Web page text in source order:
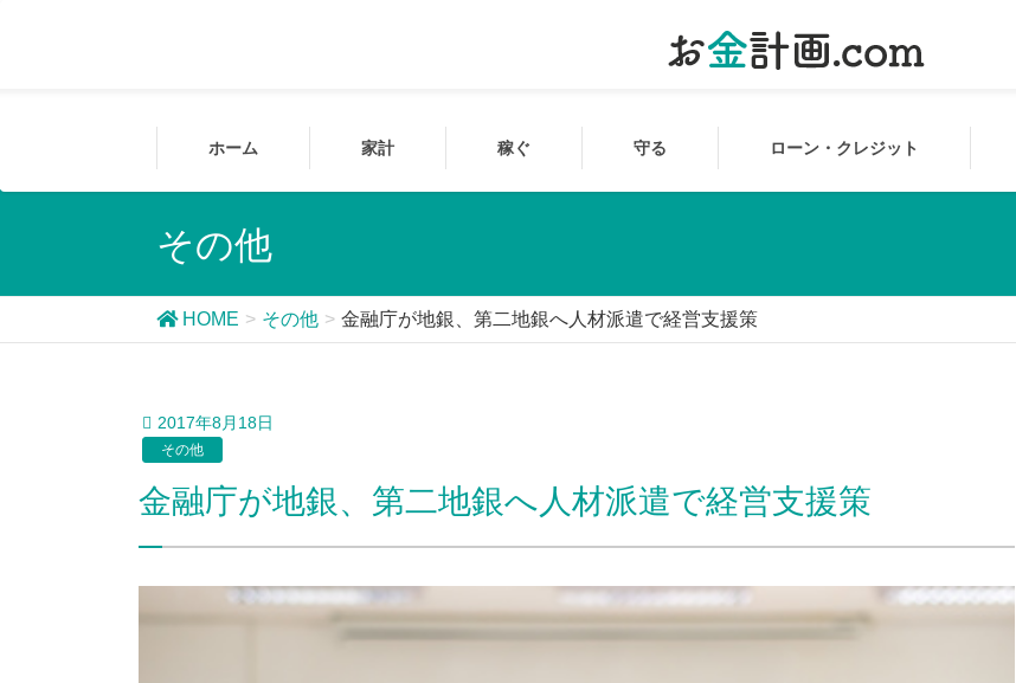
ホーム 家計 稼ぐ 守る ローン・クレジット
その他
HOME その他 金融庁が地銀、第二地銀へ人材派遣で経営支援策
2017年8月18日
その他
金融庁が地銀、第二地銀へ人材派遣で経営支援策